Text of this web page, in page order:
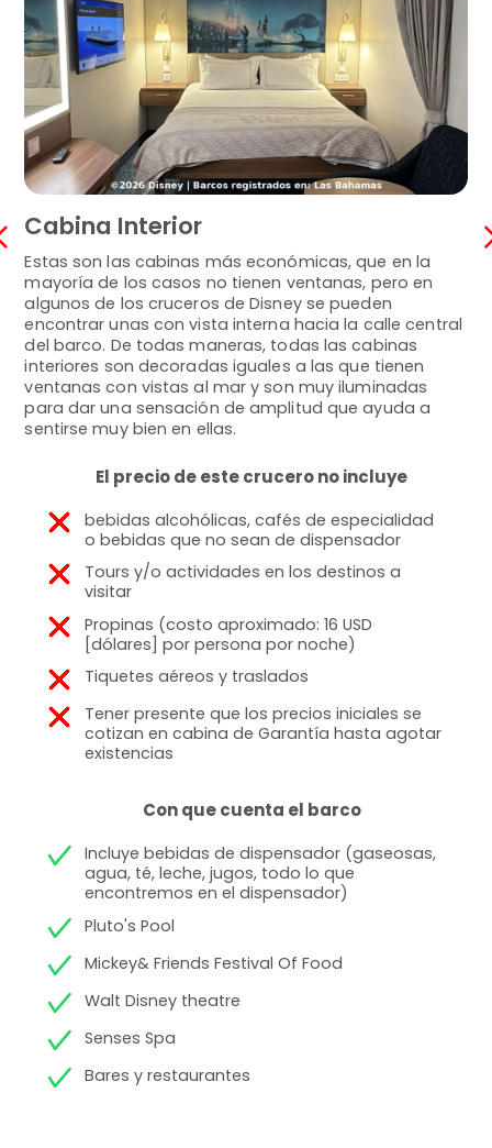
Cabina Interior
Estas son las cabinas más económicas, que en la
mayoría de los casos no tienen ventanas, pero en
algunos de los cruceros de Disney se pueden
encontrar unas con vista interna hacia la calle central
del barco. De todas maneras, todas las cabinas
interiores son decoradas iguales a las que tienen
ventanas con vistas al mar y son muy iluminadas
para dar una sensación de amplitud que ayuda a
sentirse muy bien en ellas.
El precio de este crucero no incluye
bebidas alcohólicas, cafés de especialidad
o bebidas que no sean de dispensador
Tours y/o actividades en los destinos a
visitar
Propinas (costo aproximado: 16 USD
[dólares] por persona por noche)
Tiquetes aéreos y traslados
Tener presente que los precios iniciales se
cotizan en cabina de Garantía hasta agotar
existencias
Con que cuenta el barco
Incluye bebidas de dispensador (gaseosas,
agua, té, leche, jugos, todo lo que
encontremos en el dispensador)
Pluto's Pool
Mickey& Friends Festival Of Food
Walt Disney theatre
Senses Spa
Bares y restaurantes